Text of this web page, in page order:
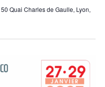
50 Quai Charles de Gaulle, Lyon,